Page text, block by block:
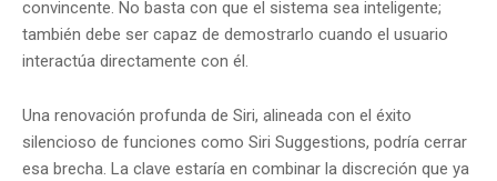
convincente. No basta con que el sistema sea inteligente;
también debe ser capaz de demostrarlo cuando el usuario
interactúa directamente con él.
Una renovación profunda de Siri, alineada con el éxito
silencioso de funciones como Siri Suggestions, podría cerrar
esa brecha. La clave estaría en combinar la discreción que ya